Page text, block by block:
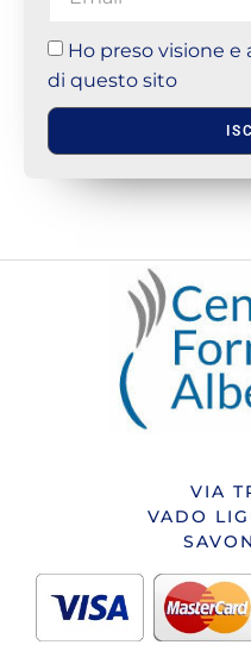
Ho preso visione
di questo sito
VIA
VADO